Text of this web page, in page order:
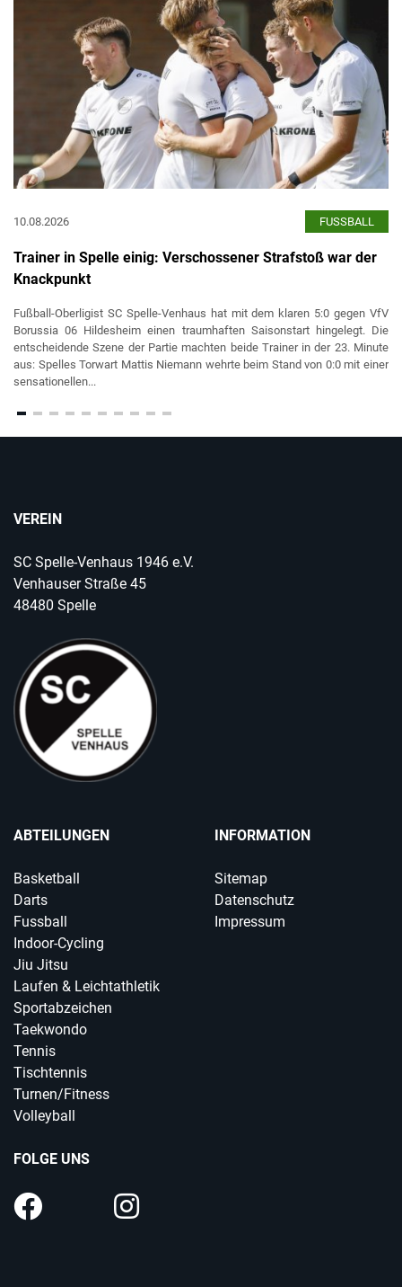
10.08.2026 FUSSBALL
Trainer in Spelle einig: Verschossener Strafstoß war der
Knackpunkt
Fußball-Oberligist SC Spelle-Venhaus hat mit dem klaren 5:0 gegen VfV
Borussia 06 Hildesheim einen traumhaften Saisonstart hingelegt. Die
entscheidende Szene der Partie machten beide Trainer in der 23. Minute
aus: Spelles Torwart Mattis Niemann wehrte beim Stand von 0:0 mit einer
sensationellen...
VEREIN
SC Spelle-Venhaus 1946 e.V.
Venhauser Straße 45
48480 Spelle
ABTEILUNGEN
Basketball
Darts
Fussball
Indoor-Cycling
Jiu Jitsu
Laufen & Leichtathletik
Sportabzeichen
Taekwondo
Tennis
Tischtennis
Turnen/Fitness
Volleyball
INFORMATION
Sitemap
Datenschutz
Impressum
FOLGE UNS